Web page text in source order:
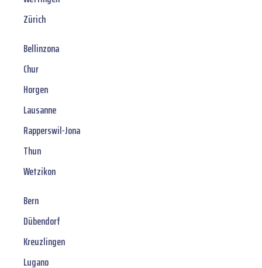
Zürich
Bellinzona
Chur
Horgen
Lausanne
Rapperswil-Jona
Thun
Wetzikon
Bern
Dübendorf
Kreuzlingen
Lugano